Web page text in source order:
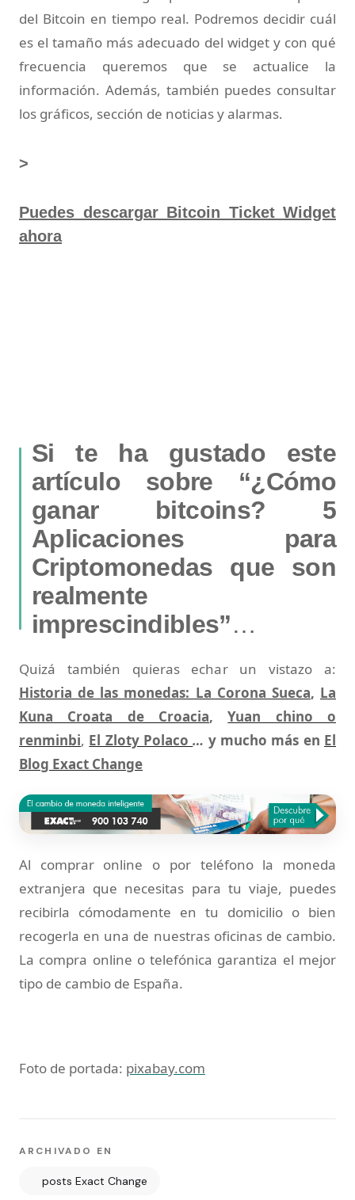
del Bitcoin en tiempo real. Podremos decidir cuál
es el tamaño más adecuado del widget y con qué
frecuencia queremos que se actualice la
información. Además, también puedes consultar
los gráficos, sección de noticias y alarmas.
>
Puedes descargar Bitcoin Ticket Widget
ahora
Si te ha gustado este
artículo sobre “¿Cómo
ganar bitcoins? 5
Aplicaciones para
Criptomonedas que son
realmente
imprescindibles​”…
Quizá también quieras echar un vistazo a:
Historia de las monedas: La Corona Sueca, La
Kuna Croata de Croacia,Yuan chino o
renminbi, El Zloty Polaco… y mucho más en El
Blog Exact Change
Al comprar online o por teléfono la moneda
extranjera que necesitas para tu viaje, puedes
recibirla cómodamente en tu domicilio o bien
recogerla en una de nuestras oficinas de cambio.
La compra online o telefónica garantiza el mejor
tipo de cambio de España.
Foto de portada: pixabay.com
ARCHIVADO EN
posts Exact Change